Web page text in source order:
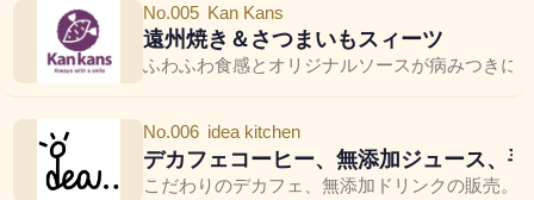
No.005 Kan Kans
遠州焼き＆さつまいもスィーツ
ふわふわ食感とオリジナルソースが病みつきに
No.006 idea kitchen
デカフェコーヒー、無添加ジュース、
こだわりのデカフェ、無添加ドリンクの販売。